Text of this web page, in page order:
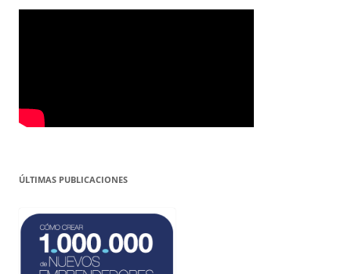
ÚLTIMAS PUBLICACIONES